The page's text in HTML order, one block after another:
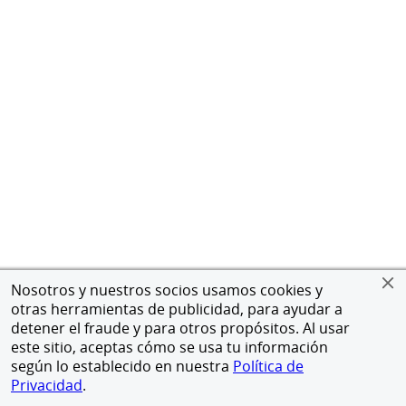
Nosotros y nuestros socios usamos cookies y
otras herramientas de publicidad, para ayudar a
detener el fraude y para otros propósitos. Al usar
este sitio, aceptas cómo se usa tu información
según lo establecido en nuestra Política de
Privacidad.